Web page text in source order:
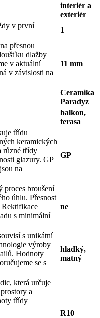
interiér a
exteriér
v první
1
přesnou
dlažby
v aktuální
v závislosti na
11 mm
Ceramika
Paradyz
balkon,
terasa
třídu
keramických
různé třídy
glazury. GP
na
GP
proces broušení
úhlu. Přesnost
Rektifikace
s minimální
ne
s unikátní
výroby
Hodnoty
se s
hladký,
matný
která určuje
a
třídy
R10